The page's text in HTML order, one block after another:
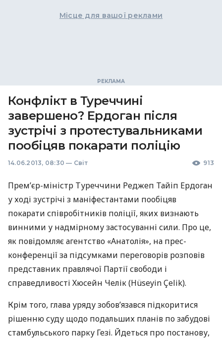
Місце для вашої реклами
Конфлікт в Туреччині
завершено? Ердоган після
зустрічі з протестувальниками
пообіцяв покарати поліцію
14.06.2013, 08:30 — Світ 913
Прем’єр-міністр Туреччини Реджеп Тайіп Ердоган
у ході зустрічі з маніфестантами пообіцяв
покарати співробітників поліції, яких визнають
винними у надмірному застосуванні сили. Про це,
як повідомляє агентство «Анатолія», на прес-
конференції за підсумками переговорів розповів
представник правлячої Партії свободи і
справедливості Хюсейн Челік (Hüseyin Çelik).
Крім того, глава уряду зобов’язався підкоритися
рішенню суду щодо подальших планів по забудові
стамбульського парку Гезі. Йдеться про постанову,